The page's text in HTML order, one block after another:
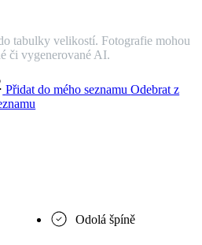
tabulky velikostí. Fotografie mohou
či vygenerované AI.
Přidat do mého seznamuOdebrat z
Odolá špíně